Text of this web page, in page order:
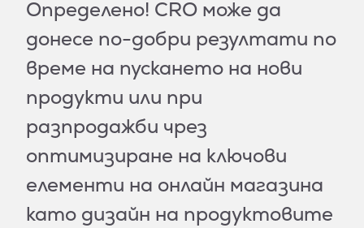
Определено! CRO може да
донесе по-добри резултати по
време на пускането на нови
продукти или при
разпродажби чрез
оптимизиране на ключови
елементи на онлайн магазина
като дизайн на продуктовите